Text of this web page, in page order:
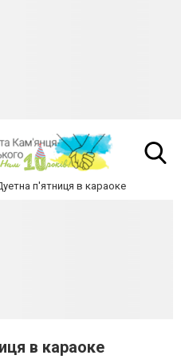
п'ятниця в караоке
в караоке